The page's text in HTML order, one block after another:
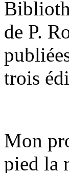
de P.
trois
Mon
pied la